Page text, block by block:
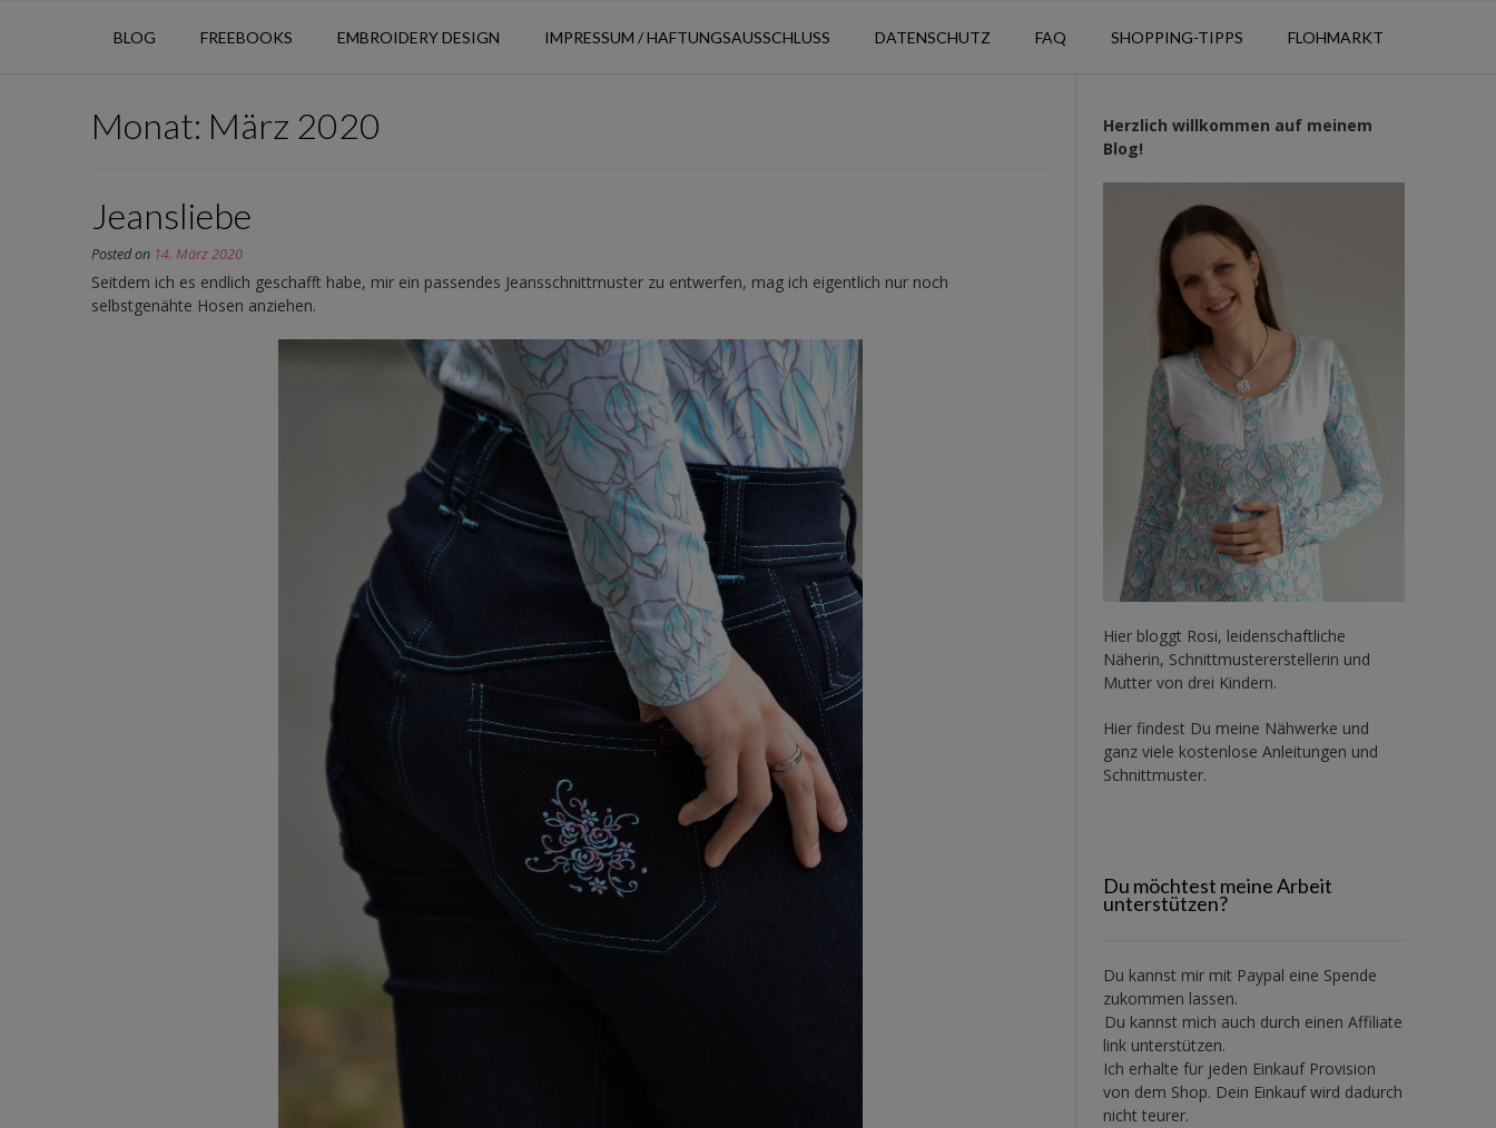
BLOG FREEBOOKS EMBROIDERY DESIGN IMPRESSUM / HAFTUNGSAUSSCHLUSS DATENSCHUTZ FAQ SHOPPING-TIPPS FLOHMARKT
Monat: März 2020
Jeansliebe
Posted on 14. März 2020
Seitdem ich es endlich geschafft habe, mir ein passendes Jeansschnittmuster zu entwerfen, mag ich eigentlich nur noch
selbstgenähte Hosen anziehen.
Herzlich willkommen auf meinem
Blog!
Hier bloggt Rosi, leidenschaftliche
Näherin, Schnittmustererstellerin und
Mutter von drei Kindern.
Hier findest Du meine Nähwerke und
ganz viele kostenlose Anleitungen und
Schnittmuster.
Du möchtest meine Arbeit
unterstützen?
Du kannst mir mit Paypal eine Spende
zukommen lassen.
Du kannst mich auch durch einen Affiliate
link unterstützen.
Ich erhalte für jeden Einkauf Provision
von dem Shop. Dein Einkauf wird dadurch
nicht teurer.